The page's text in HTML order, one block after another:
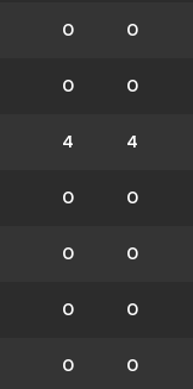
0 0
0 0
4 4
0 0
0 0
0 0
0 0